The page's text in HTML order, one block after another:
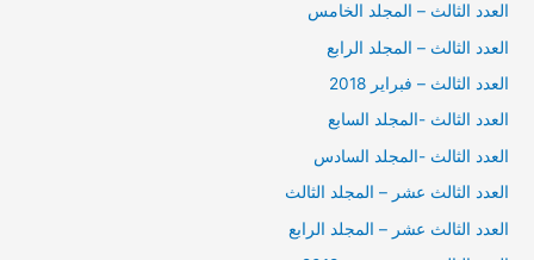
العدد الثالث – المجلد الخامس
العدد الثالث – المجلد الرابع
العدد الثالث – فبراير 2018
العدد الثالث -المجلد السابع
العدد الثالث -المجلد السادس
العدد الثالث عشر – المجلد الثالث
العدد الثالث عشر – المجلد الرابع